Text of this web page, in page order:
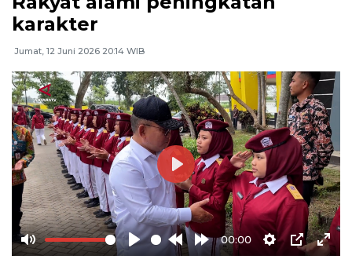
karakter
Jumat, 12 Juni 2026 20:14 WIB
Mute Play
RewindForward
00:00
Settings
PIP
Play